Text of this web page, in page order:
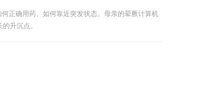
正确用药、如何靠近突发状态。母亲的晕厥计算机
升沉点。